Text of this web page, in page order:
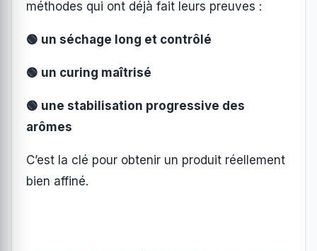
méthodes qui ont déjà fait leurs preuves :
🟢 un séchage long et contrôlé
🟢 un curing maîtrisé
🟢 une stabilisation progressive des
arômes
C’est la clé pour obtenir un produit réellement
bien affiné.